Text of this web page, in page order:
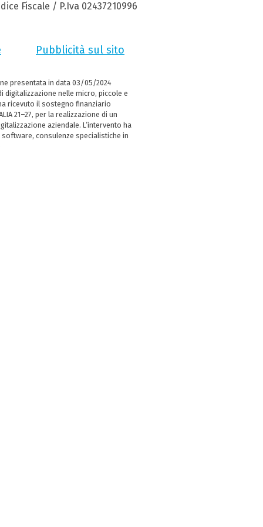
Fiscale / P.Iva 02437210996
Pubblicità sul sito
presentata in data 03/05/2024
digitalizzazione nelle micro, piccole e
ricevuto il sostegno finanziario
21–27, per la realizzazione di un
aziendale. L’intervento ha
consulenze specialistiche in